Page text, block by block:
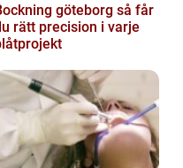
göteborg så får
rätt precision i varje